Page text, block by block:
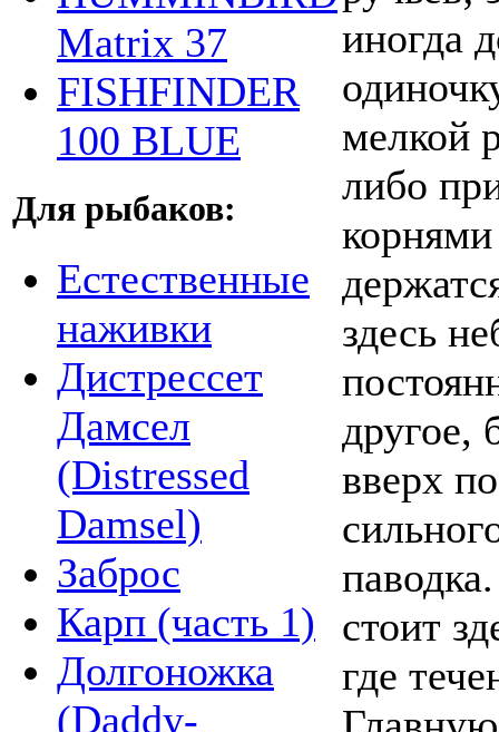
Matrix 37
FISHFINDER
100 BLUE
Для рыбаков:
Естественные
наживки
Дистрессет
Дамсел
(Distressed
Damsel)
Заброс
Карп (часть 1)
Долгоножка
(Daddy-
иногда
мелкой
либо
здесь
другое,
вверх
стоит
где